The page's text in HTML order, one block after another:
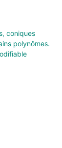
coniques
polynômes.